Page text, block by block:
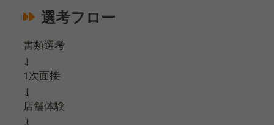
選考フロー
書類選考
↓
1次面接
↓
店舗体験
↓